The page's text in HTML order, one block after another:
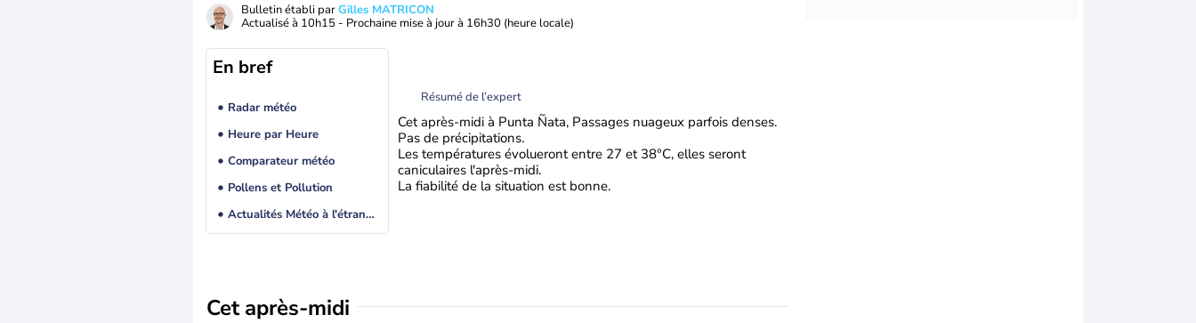
Bulletin établi parGilles MATRICON
Actualisé à 10h15 - Prochaine mise à jour à 16h30 (heure locale)
En bref
Radar météo
Heure par Heure
Comparateur météo
Pollens et Pollution
Actualités Météo à l'étranger
Résumé de l’expert
Cet après-midi à Punta Ñata, Passages nuageux parfois denses.
Pas de précipitations.
Les températures évolueront entre 27 et 38°C, elles seront
caniculaires l'après-midi.
La fiabilité de la situation est bonne.
Cet après-midi